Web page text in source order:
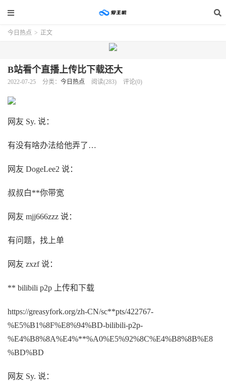
今日热点 > 正文
B站看个直播上传比下载还大
2022-07-25 分类： 今日热点 阅读(283) 评论(0)
网友 Sy. 说：
有没有啥办法给他弄了…
网友 DogeLee2 说：
叔叔白**你带宽
网友 mjj666zzz 说：
有问题，找上单
网友 zxzf 说：
** bilibili p2p 上传和下载
https://greasyfork.org/zh-CN/sc**pts/422767-
%E5%B1%8F%E8%94%BD-bilibili-p2p-
%E4%B8%8A%E4%**%A0%E5%92%8C%E4%B8%8B%E8
%BD%BD
网友 Sy. 说：